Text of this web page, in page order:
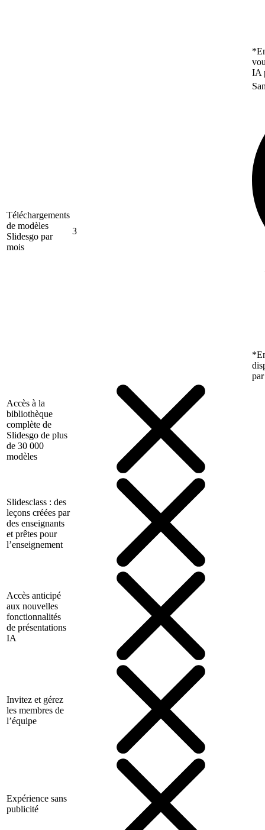
IA
Téléchargements
de modèles
Slidesgo par
mois
3
Accès à la
bibliothèque
complète de
Slidesgo de plus
de 30 000
modèles
Slidesclass : des
leçons créées par
des enseignants
et prêtes pour
l’enseignement
Accès anticipé
aux nouvelles
fonctionnalités
de présentations
IA
Invitez et gérez
les membres de
l’équipe
Expérience sans
publicité